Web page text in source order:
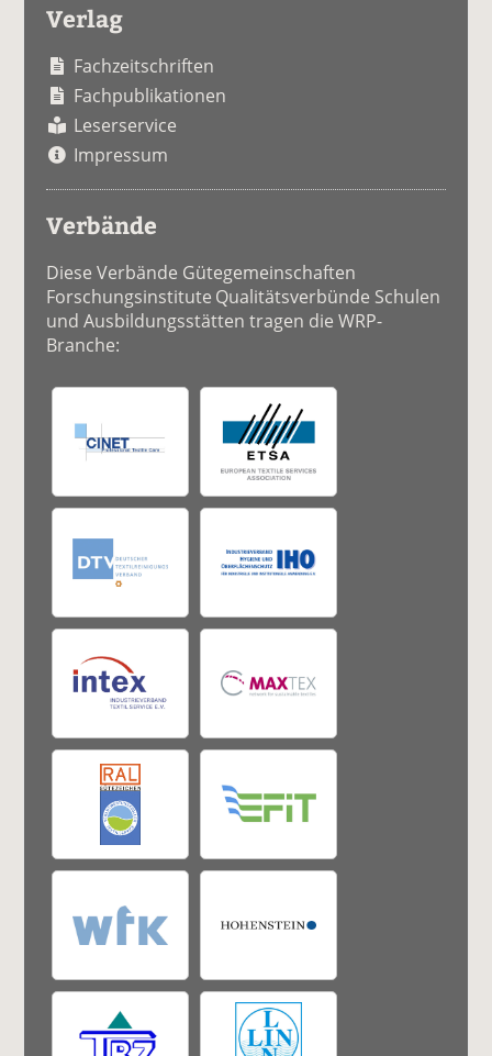
Verlag
Fachzeitschriften
Fachpublikationen
Leserservice
Impressum
Verbände
Diese Verbände Gütegemeinschaften
Forschungsinstitute Qualitätsverbünde Schulen
und Ausbildungsstätten tragen die WRP-
Branche: